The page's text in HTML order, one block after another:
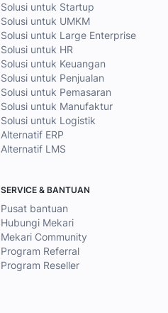
Solusi untuk Startup
Solusi untuk UMKM
Solusi untuk Large Enterprise
Solusi untuk HR
Solusi untuk Keuangan
Solusi untuk Penjualan
Solusi untuk Pemasaran
Solusi untuk Manufaktur
Solusi untuk Logistik
Alternatif ERP
Alternatif LMS
SERVICE & BANTUAN
Pusat bantuan
Hubungi Mekari
Mekari Community
Program Referral
Program Reseller